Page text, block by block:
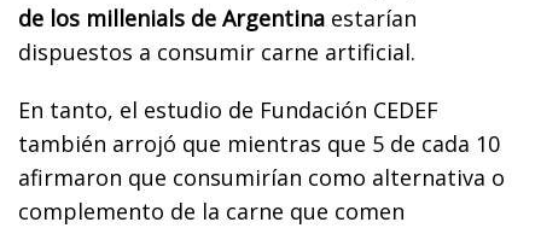
de los millenials de Argentina estarían
dispuestos a consumir carne artificial.
En tanto, el estudio de Fundación CEDEF
también arrojó que mientras que 5 de cada 10
afirmaron que consumirían como alternativa o
complemento de la carne que comen